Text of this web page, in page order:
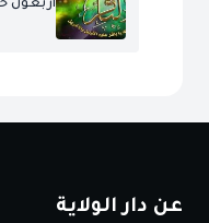
أربعون
عن دار الولاية